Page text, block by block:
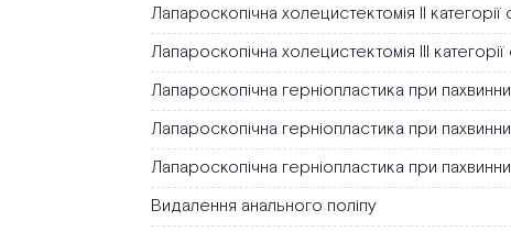
Лапароскопічна холецистектомія ІІ категорії
Лапароскопічна холецистектомія ІІІ
Лапароскопічна герніопластика при
Лапароскопічна герніопластика при
Лапароскопічна герніопластика при
Видалення анального поліпу